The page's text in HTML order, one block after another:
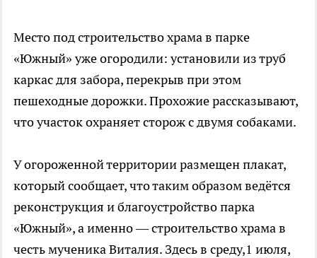
Место под строительство храма в парке
«Южный» уже огородили: установили из труб
каркас для забора, перекрыв при этом
пешеходные дорожки. Прохожие рассказывают,
что участок охраняет сторож с двумя собаками.
У огороженной территории размещен плакат,
который сообщает, что таким образом ведётся
реконструкция и благоустройство парка
«Южный», а именно — строительство храма в
честь мученика Виталия. Здесь в среду,1 июля,